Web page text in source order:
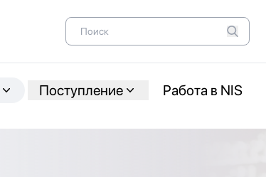
Поступление Работа в NIS